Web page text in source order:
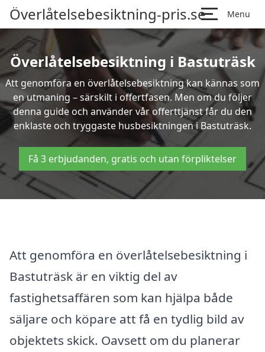
Överlåtelsebesiktning-pris.se Menu
Överlåtelsebesiktning i Bastuträsk
Att genomföra en överlåtelsebesiktning kan kännas som
en utmaning – särskilt i offertfasen. Men om du följer
denna guide och använder vår offerttjänst får du den
enklaste och tryggaste husbesiktningen i Bastuträsk.
Få 3 erbjudanden, gratis och utan förpliktelser
Att genomföra en överlåtelsebesiktning i
Bastuträsk är en viktig del av
fastighetsaffären som kan hjälpa både
säljare och köpare att få en tydlig bild av
objektets skick. Oavsett om du planerar